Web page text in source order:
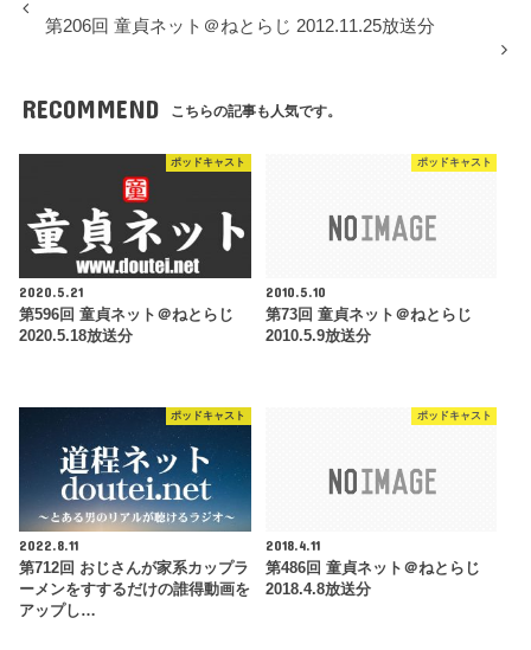
第206回 童貞ネット＠ねとらじ 2012.11.25放送分
RECOMMEND こちらの記事も人気です。
ポッドキャスト
2020.5.21
第596回 童貞ネット＠ねとらじ
2020.5.18放送分
ポッドキャスト
2010.5.10
第73回 童貞ネット＠ねとらじ
2010.5.9放送分
ポッドキャスト
2022.8.11
第712回 おじさんが家系カップラ
ーメンをすするだけの誰得動画を
アップし…
ポッドキャスト
2018.4.11
第486回 童貞ネット＠ねとらじ
2018.4.8放送分